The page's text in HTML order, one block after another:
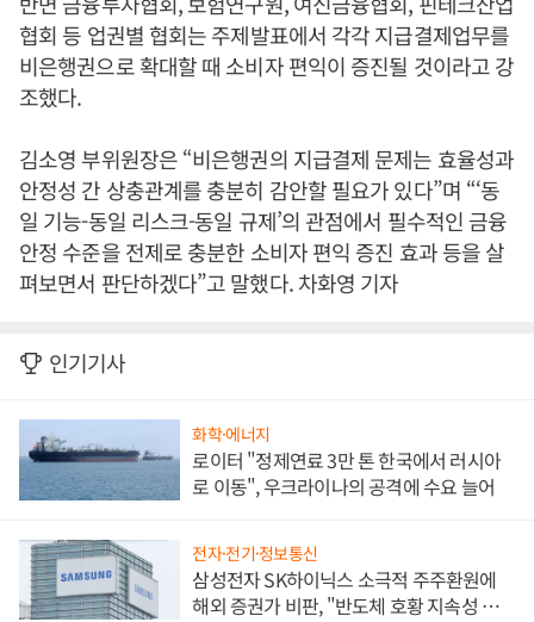
협회 등 업권별 협회는 주제발표에서 각각 지급결제업무를
비은행권으로 확대할 때 소비자 편익이 증진될 것이라고 강
조했다.
김소영 부위원장은 “비은행권의 지급결제 문제는 효율성과
안정성 간 상충관계를 충분히 감안할 필요가 있다”며 “‘동
일 기능-동일 리스크-동일 규제’의 관점에서 필수적인 금융
안정 수준을 전제로 충분한 소비자 편익 증진 효과 등을 살
펴보면서 판단하겠다”고 말했다. 차화영 기자
인기기사
화학·에너지
로이터 "정제연료 3만 톤 한국에서 러시아
로 이동", 우크라이나의 공격에 수요 늘어
전자·전기·정보통신
삼성전자 SK하이닉스 소극적 주주환원에
해외 증권가 비판, "반도체 호황 지속성 의